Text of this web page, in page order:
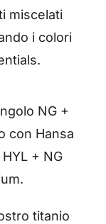
miscelati
i colori
NG +
con Hansa
+ NG
titanio